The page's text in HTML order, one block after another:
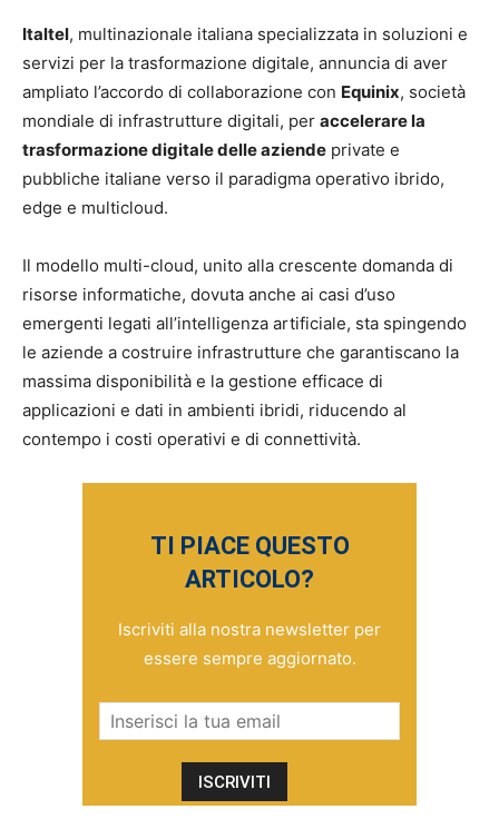
Italtel, multinazionale italiana specializzata in soluzioni e
servizi per la trasformazione digitale, annuncia di aver
ampliato l’accordo di collaborazione con Equinix, società
mondiale di infrastrutture digitali, per accelerare la
trasformazione digitale delle aziende private e
pubbliche italiane verso il paradigma operativo ibrido,
edge e multicloud.
Il modello multi-cloud, unito alla crescente domanda di
risorse informatiche, dovuta anche ai casi d’uso
emergenti legati all’intelligenza artificiale, sta spingendo
le aziende a costruire infrastrutture che garantiscano la
massima disponibilità e la gestione efficace di
applicazioni e dati in ambienti ibridi, riducendo al
contempo i costi operativi e di connettività.
TI PIACE QUESTO
ARTICOLO?
Iscriviti alla nostra newsletter per
essere sempre aggiornato.